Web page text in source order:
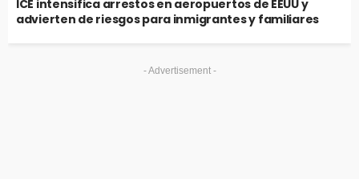
ICE intensifica arrestos en aeropuertos de EEUU y
advierten de riesgos para inmigrantes y familiares
- Advertisement -